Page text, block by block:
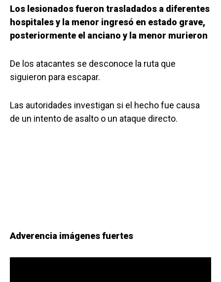
Los lesionados fueron trasladados a diferentes
hospitales y la menor ingresó en estado grave,
posteriormente el anciano y la menor murieron
De los atacantes se desconoce la ruta que
siguieron para escapar.
Las autoridades investigan si el hecho fue causa
de un intento de asalto o un ataque directo.
Adverencia imágenes fuertes